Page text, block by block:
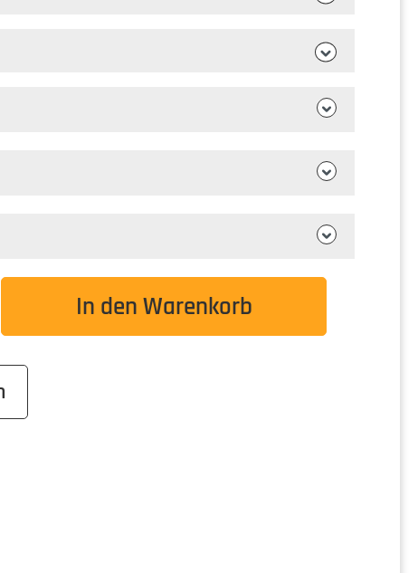
Wert ein oder benutze die
In den Warenkorb